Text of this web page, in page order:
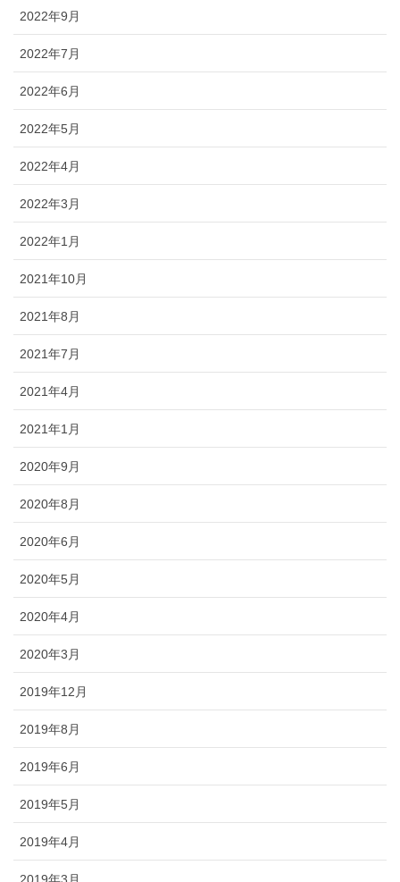
2022年9月
2022年7月
2022年6月
2022年5月
2022年4月
2022年3月
2022年1月
2021年10月
2021年8月
2021年7月
2021年4月
2021年1月
2020年9月
2020年8月
2020年6月
2020年5月
2020年4月
2020年3月
2019年12月
2019年8月
2019年6月
2019年5月
2019年4月
2019年3月